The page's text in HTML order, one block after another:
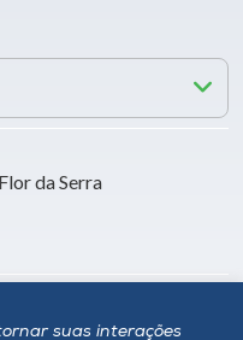
suas interações
da Serra